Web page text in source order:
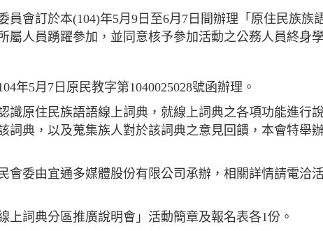
員會訂於本(104)年5月9日至6月7日間辦理「原住民族族
屬人員踴躍參加，並同意核予參加活動之公務人員終身
年5月7日原民教字第1040025028號函辦理。
識原住民族語語線上詞典，就線上詞典之各項功能進行
詞典，以及蒐集族人對於該詞典之意見回饋，本會特舉
會委由宜通多媒體股份有限公司承辦，相關詳情請電洽
上詞典分區推廣說明會」活動簡章及報名表各1份。